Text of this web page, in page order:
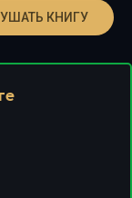
КНИГУ